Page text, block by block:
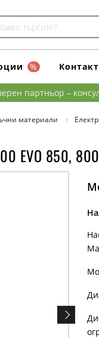
%
партньор –
материали
EVO 850,